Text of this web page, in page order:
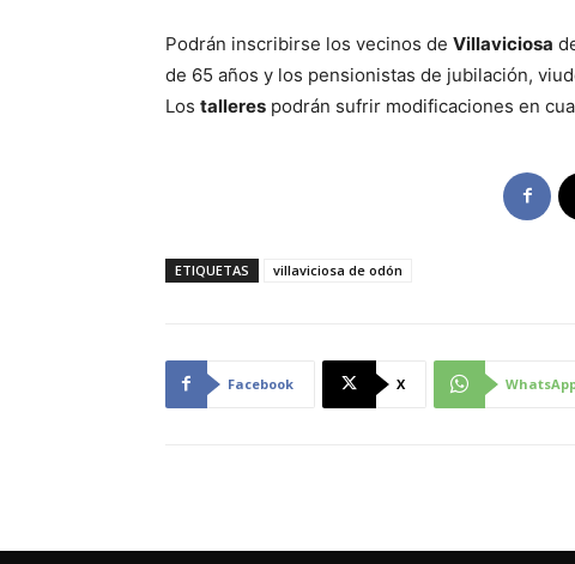
Podrán inscribirse los vecinos de Villaviciosa
de 65 años y los pensionistas de jubilación,
Los talleres podrán sufrir modificaciones en
ETIQUETAS villaviciosa de odón
Facebook X